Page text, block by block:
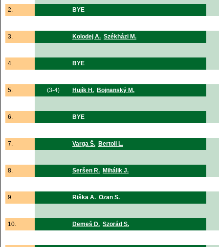
2. BYE
3. Kolodej A. Székházi M.
4. BYE
5. (3-4) Hujík H. Bojnanský M.
6. BYE
7. Varga Š. Bertoli L.
8. Seršen R. Mihálik J.
9. Riška A. Ozan S.
10. Demeš D. Szorád S.